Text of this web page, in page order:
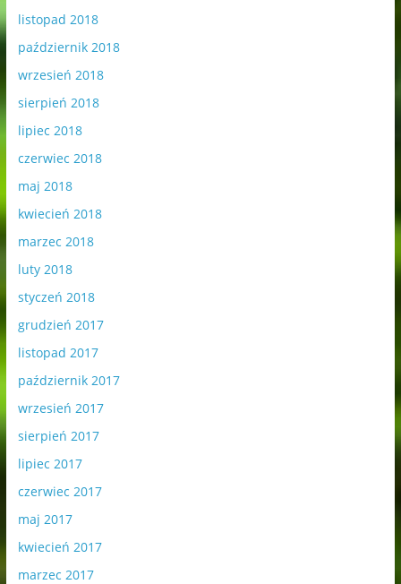
listopad 2018
październik 2018
wrzesień 2018
sierpień 2018
lipiec 2018
czerwiec 2018
maj 2018
kwiecień 2018
marzec 2018
luty 2018
styczeń 2018
grudzień 2017
listopad 2017
październik 2017
wrzesień 2017
sierpień 2017
lipiec 2017
czerwiec 2017
maj 2017
kwiecień 2017
marzec 2017